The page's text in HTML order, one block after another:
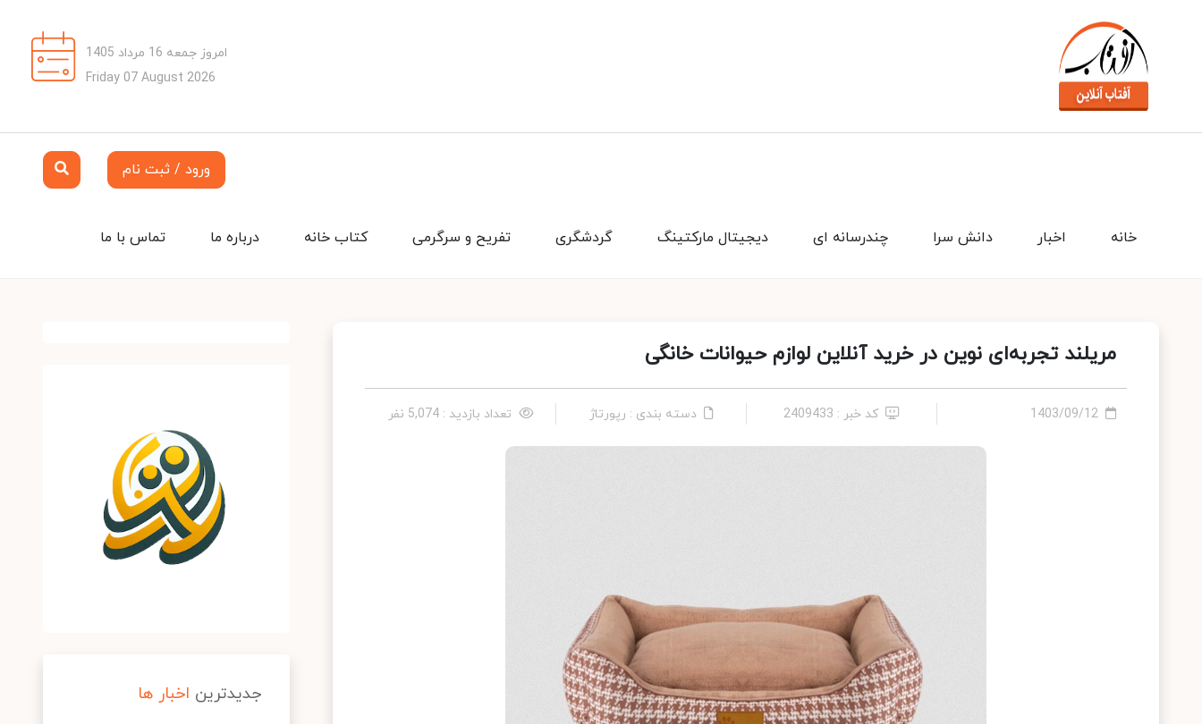
امروز جمعه 16 مرداد 1405
Friday 07 August 2026
ورود / ثبت نام
تماس با ما درباره ما کتاب خانه تفریح و سرگرمی گردشگری دیجیتال مارکتینگ چندرسانه ای دانش سرا اخبار خانه
مریلند تجربه‌ای نوین در خرید آنلاین لوازم حیوانات خانگی
1403/09/12 کد خبر : 2409433 دسته بندی : رپورتاژ تعداد بازدید : 5,074 نفر
جدیدترین اخبار ها